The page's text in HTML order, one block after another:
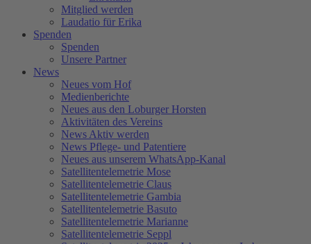
Mitglied werden
Laudatio für Erika
Spenden
Spenden
Unsere Partner
News
Neues vom Hof
Medienberichte
Neues aus den Loburger Horsten
Aktivitäten des Vereins
News Aktiv werden
News Pflege- und Patentiere
Neues aus unserem WhatsApp-Kanal
Satellitentelemetrie Mose
Satellitentelemetrie Claus
Satellitentelemetrie Gambia
Satellitentelemetrie Basuto
Satellitentelemetrie Marianne
Satellitentelemetrie Seppl